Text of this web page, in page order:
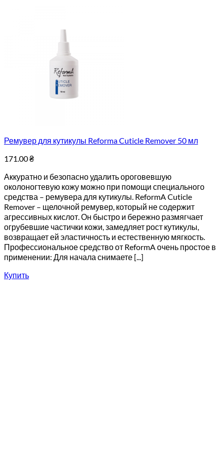
Ремувер для кутикулы Reforma Cuticle Remover 50 мл
171.00₴
Аккуратно и безопасно удалить ороговевшую
околоногтевую кожу можно при помощи специального
средства – ремувера для кутикулы. ReformA Cuticle
Remover – щелочной ремувер, который не содержит
агрессивных кислот. Он быстро и бережно размягчает
огрубевшие частички кожи, замедляет рост кутикулы,
возвращает ей эластичность и естественную мягкость.
Профессиональное средство от ReformA очень простое в
применении: Для начала снимаете [...]
Купить